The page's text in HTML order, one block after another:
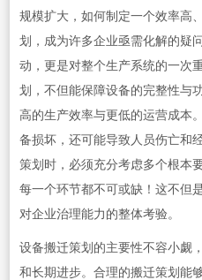
规模扩大，如何制定一个效率高
划，成为许多企业亟需化解的疑
动，更是对整个生产系统的一次
划，不但能保障设备的完整性与
高的生产效率与更低的运营成本
备损坏，还可能导致人员伤亡和
策划时，必须充分考虑多个根本
每一个环节都不可或缺！这不但
对企业治理能力的整体考验。
设备搬迁策划的主要性不容小觑
和长期进步。合理的搬迁策划能